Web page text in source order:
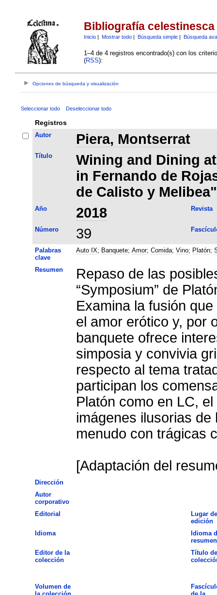
Bibliografía celestinesca
Inicio| Mostrar todo| Búsqueda simple| Búsqueda
1–4 de 4 registros encontrado(s) con los
(RSS):
Opciones de búsqueda y visualización
Seleccionar todo Deseleccionar todo
Registros
Autor Piera, Montserrat
Título
Wining and Dining
in Fernando de
de Calisto y Melibea"
Año 2018 Revista
Número 39
Palabras
clave
Auto IX; Banquete; Amor; Comida; Vino; Platón;
Resumen
Repaso de las
“Symposium” de
Examina la fusión
el amor erótico y, por
banquete ofrece
simposia y convivia
respecto al tema
participan los
Platón como en LC,
imágenes ilusorias
menudo con trágicas
[Adaptación del
Dirección
Autor
corporativo
Editorial
Lugar de
edición
Idioma
Idioma
resumen
Editor de la
colección
Título
Volumen de